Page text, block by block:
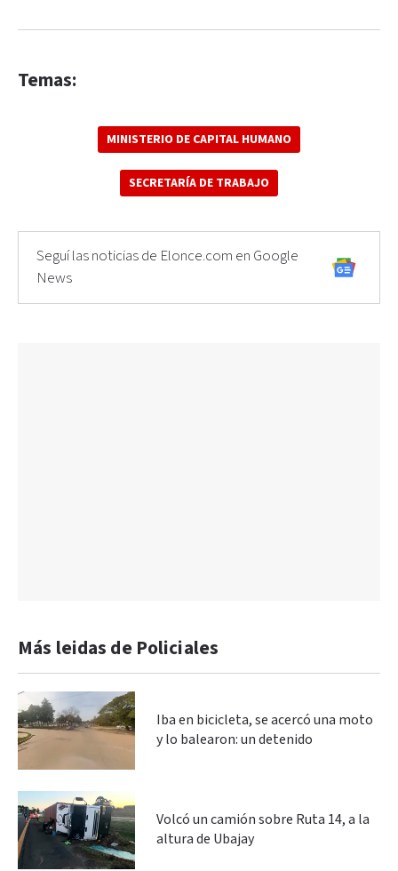
Temas:
MINISTERIO DE CAPITAL HUMANO
SECRETARÍA DE TRABAJO
Seguí las noticias de Elonce.com en Google
News
Más leidas de Policiales
Iba en bicicleta, se acercó una moto
y lo balearon: un detenido
Volcó un camión sobre Ruta 14, a la
altura de Ubajay